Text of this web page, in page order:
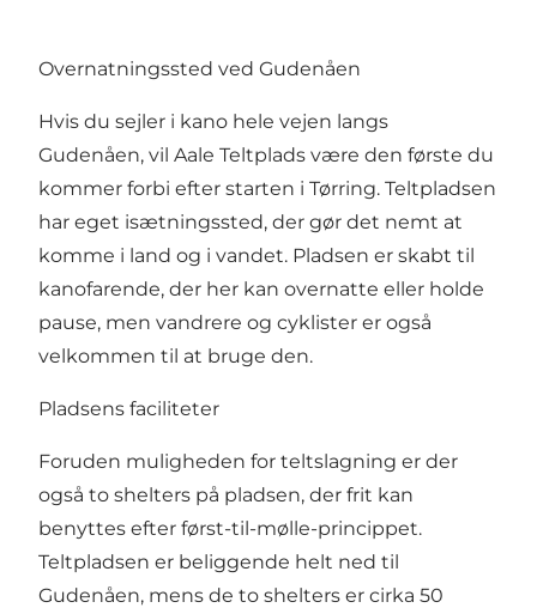
Overnatningssted ved Gudenåen
Hvis du sejler i kano hele vejen langs
Gudenåen, vil Aale Teltplads være den første du
kommer forbi efter starten i Tørring. Teltpladsen
har eget isætningssted, der gør det nemt at
komme i land og i vandet. Pladsen er skabt til
kanofarende, der her kan overnatte eller holde
pause, men vandrere og cyklister er også
velkommen til at bruge den.
Pladsens faciliteter
Foruden muligheden for teltslagning er der
også to shelters på pladsen, der frit kan
benyttes efter først-til-mølle-princippet.
Teltpladsen er beliggende helt ned til
Gudenåen, mens de to shelters er cirka 50